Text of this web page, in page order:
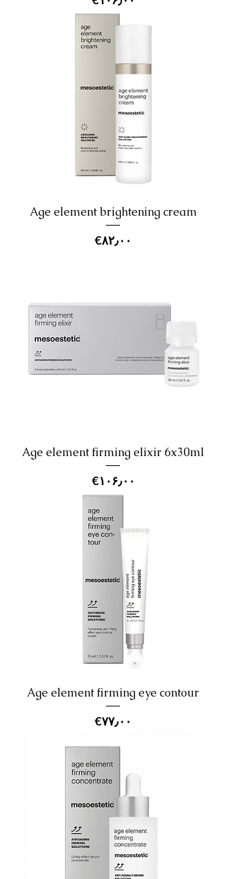
Age element brightening cream
Price
‎€۸۲٫۰۰
Age element firming elixir 6x30ml
Price
‎€۱۰۶٫۰۰
Age element firming eye contour
Price
‎€۷۷٫۰۰